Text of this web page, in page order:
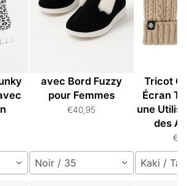
avec Bord Fuzzy
pour Femmes
€40,95
Noir / 35
Tricot
Écran
une
des
Kaki /